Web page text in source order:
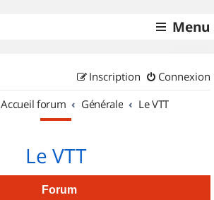
Menu
Connexion
Inscription
Accueil forum Générale Le VTT
Le VTT
Forum